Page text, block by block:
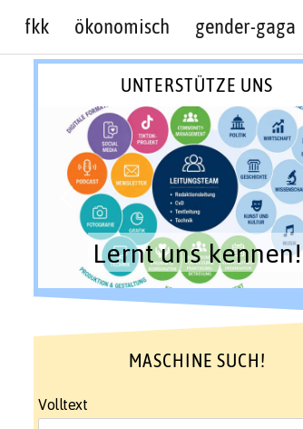
fkk ökonomisch gender-gaga
UNTERSTÜTZE UNS
Lernt uns kennen!
MASCHINE SUCH!
Volltext